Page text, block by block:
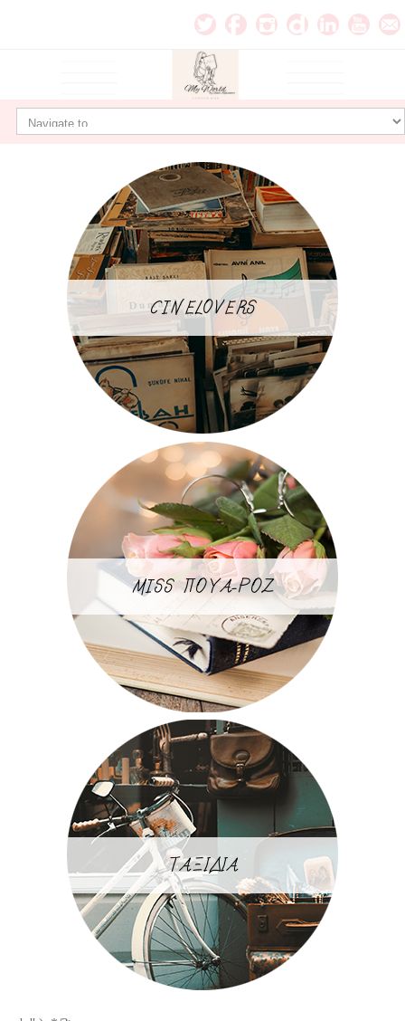
CINELOVERS
MISS ΠΟΥΑ-ΡΟΖ
ΤΑΞΙΔΙΑ